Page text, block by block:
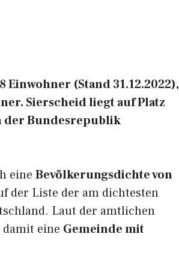
(Stand 31.12.2022),
Sierscheid liegt auf Platz
der Bundesrepublik
eine Bevölkerungsdichte von
der Liste der am dichtesten
Laut der amtlichen
eine Gemeinde mit